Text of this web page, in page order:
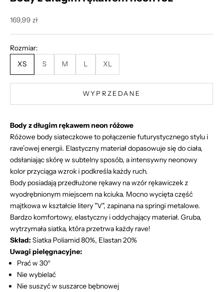
Cena promocyjna
169,99 zł
Rozmiar:
XS
S M L XL
WYPRZEDANE
Body z długim rękawem neon różowe
Różowe body siateczkowe to połączenie futurystycznego stylu i
rave’owej energii. Elastyczny materiał dopasowuje się do ciała,
odsłaniając skórę w subtelny sposób, a intensywny neonowy
kolor przyciąga wzrok i podkreśla każdy ruch.
Body posiadają przedłużone rękawy na wzór rękawiczek z
wyodrębnionym miejscem na kciuka. Mocno wycięta część
majtkowa w kształcie litery "V", zapinana na springi metalowe.
Bardzo komfortowy, elastyczny i oddychający materiał. Gruba,
wytrzymała siatka, która przetrwa każdy rave!
Skład:Siatka Poliamid 80%, Elastan 20%
Uwagi pielęgnacyjne:
Prać w 30°
Nie wybielać
Nie suszyć w suszarce bębnowej